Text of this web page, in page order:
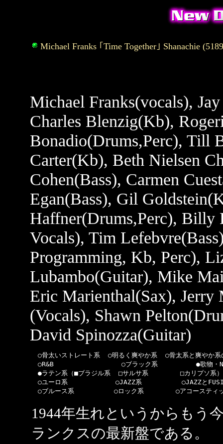
Michael Franks ｢Time Together｣ Shanachie
Michael Franks(vocals),
Charles Blenzig(Kb),
Bonadio(Drums,Perc), Till
Carter(Kb), Beth Nielsen
Cohen(Bass), Carmen
Egan(Bass), Gil
Haffner(Drums,Perc), Billy
Vocals), Tim
Programming, Kb, Perc),
Lubambo(Guitar), Mike
Eric Marienthal(Sax), Jerry
(Vocals), Shawn
David Spinozza(Guitar)
○骨太いストレート系  ○明るく爽やか系  ○骨太系と爽やか
○R&B                 ○ブラック系  　      ●
●ラテン系（■ブラジル系  □サルサ系        □
○ユーロ系            ○JAZZ系          ○JAZZと
1944年生れというからもう
ランクスの最新盤である。